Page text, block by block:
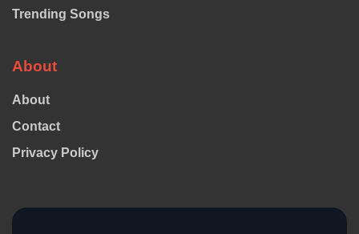
Trending Songs
About
About
Contact
Privacy Policy